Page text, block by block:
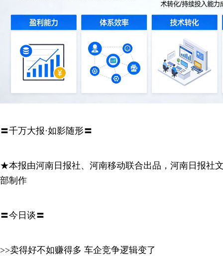
〓千万大报·如影随形〓
★本报由河南日报社、河南移动联合出品，河南日报社
部制作
〓今日谈〓
>>卖得好不如赚得多 车企竞争逻辑变了